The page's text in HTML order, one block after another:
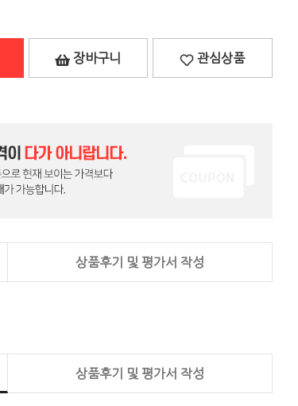
장바구니 관심상품
상품후기 및 평가서 작성
상품후기 및 평가서 작성